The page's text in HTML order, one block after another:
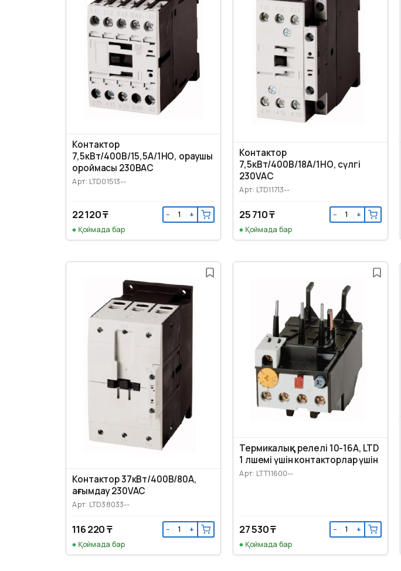
Контактор
7,5кВт/400В/15,5А/1НО, ораушы
ороймасы 230ВАС
Арт: LTD01513--
22 120 ₸ − +
Қоймада бар
Контактор
7,5кВт/400В/18А/1НО, сүлгі
230VAC
Арт: LTD11713--
25 710 ₸ − +
Қоймада бар
Контактор 37кВт/400В/80A,
ағымдау 230VAC
Арт: LTD38033--
116 220 ₸ − +
Қоймада бар
Термикалық релелі 10-16A, LTD
1 өлшемі үшін контакторлар үшін
Арт: LTT11600--
27 530 ₸ − +
Қоймада бар